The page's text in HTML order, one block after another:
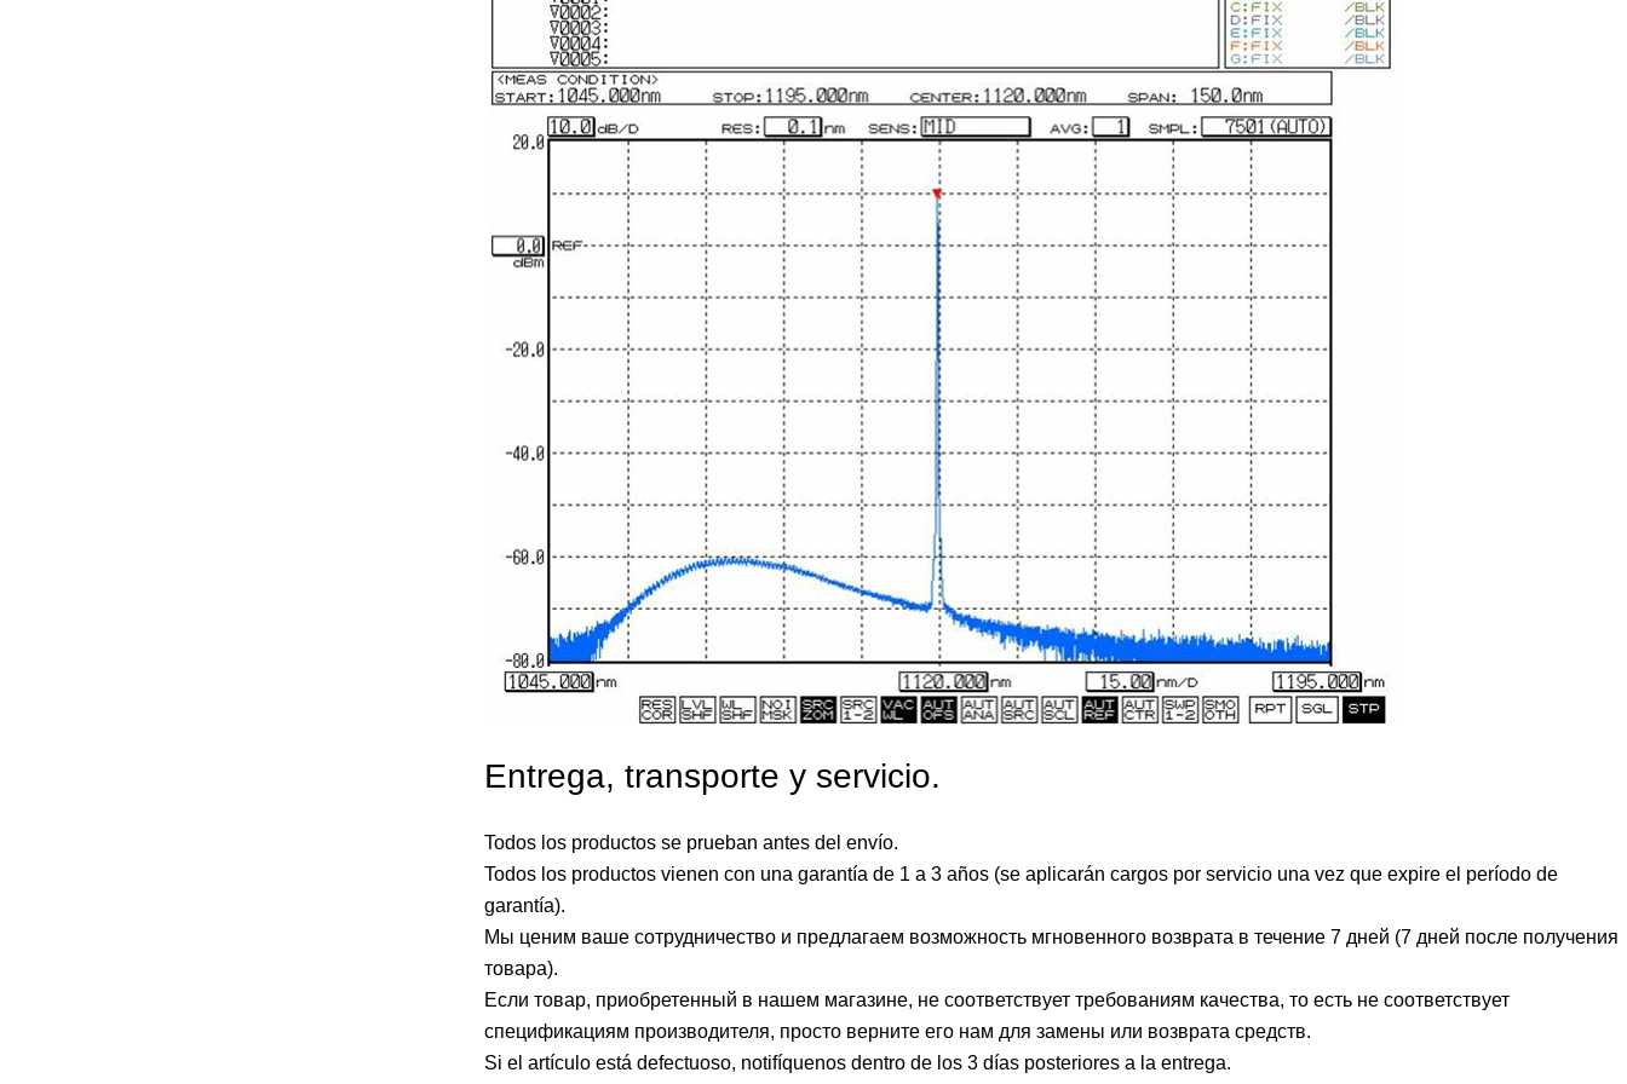
Entrega, transporte y servicio.
Todos los productos se prueban antes del envío.
Todos los productos vienen con una garantía de 1 a 3 años (se aplicarán cargos por servicio una vez que expire el período de
garantía).
Мы ценим ваше сотрудничество и предлагаем возможность мгновенного возврата в течение 7 дней (7 дней после получения
товара).
Если товар, приобретенный в нашем магазине, не соответствует требованиям качества, то есть не соответствует
спецификациям производителя, просто верните его нам для замены или возврата средств.
Si el artículo está defectuoso, notifíquenos dentro de los 3 días posteriores a la entrega.